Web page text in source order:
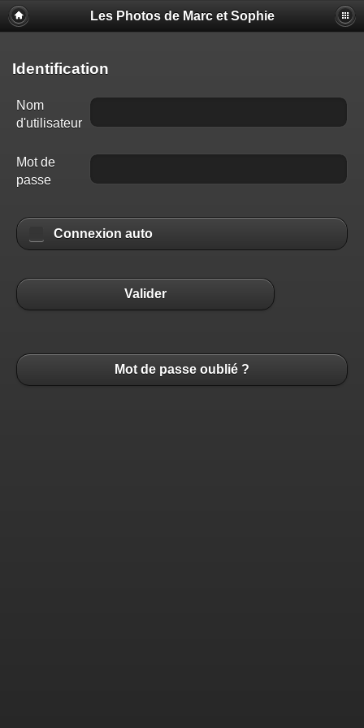
Les Photos de Marc et Sophie
Identification
Nom
d'utilisateur
Mot de
passe
Connexion auto
Valider
Mot de passe oublié ?